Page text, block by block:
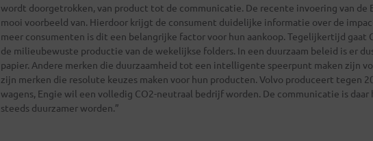
wordt doorgetrokken, van product tot de communicatie. De recente invoering van de
mooi voorbeeld van. Hierdoor krijgt de consument duidelijke informatie over de
meer consumenten is dit een belangrijke factor voor hun aankoop. Tegelijkertijd gaat
de milieubewuste productie van de wekelijkse folders. In een duurzaam beleid is er
papier. Andere merken die duurzaamheid tot een intelligente speerpunt maken zijn
zijn merken die resolute keuzes maken voor hun producten. Volvo produceert tegen
wagens, Engie wil een volledig CO2-neutraal bedrijf worden. De communicatie is
steeds duurzamer worden.”